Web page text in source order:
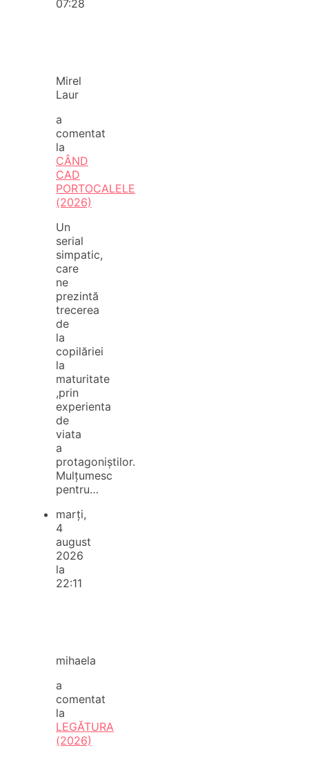
07:28
Mirel
Laur
a
comentat
la
CÂND
CAD
PORTOCALELE
(2026)
Un
serial
simpatic,
care
ne
prezintă
trecerea
de
la
copilăriei
la
maturitate
,prin
experienta
de
viata
a
protagoniștilor.
Mulțumesc
pentru…
marți,
4
august
2026
la
22:11
mihaela
a
comentat
la
LEGĂTURA
(2026)